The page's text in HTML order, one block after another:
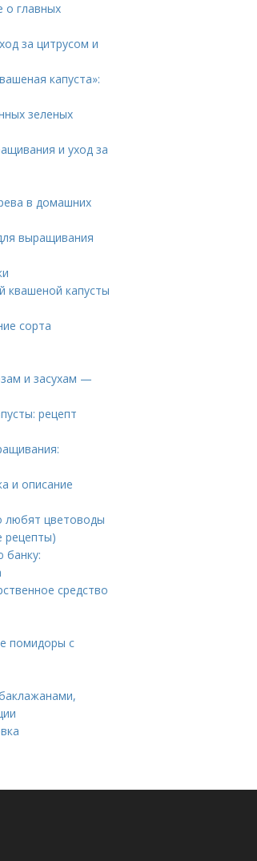
о главных
за цитрусом и
капуста»:
зеленых
и уход за
в домашних
выращивания
квашеной капусты
сорта
и засухам —
рецепт
и описание
любят цветоводы
рецепты)
банку:
средство
помидоры с